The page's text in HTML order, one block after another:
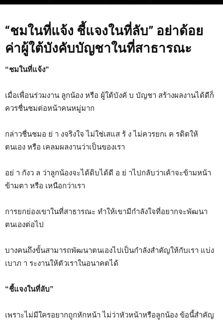
“ชมในที่แจ้ง ชี้แจงในที่ลับ” อย่าด้อย
ค่าผู้ใต้บังคับบัญชาในที่สาธารณะ
“ชมในที่แจ้ง”
เมื่อเพื่อนร่วมงาน ลูกน้อง หรือ ผู้ใต้บังคั บ บัญชา สร้างผลงานได้ดีก็
ควรชื่นชมต่อหน้าคนหมู่มาก
กล่าวชื่นชมอ ย่ า งจริงใจ ไม่ใช่เสแส ร้ ง ไม่ควรยกเ ค รดิตให้
ตนเอง หรือ เคลมผลงานว่าเป็นของเรา
อย่ า กังว ล ว่าลูกน้องจะได้ดิบได้ดี อ ย่ าไปกลับว่าเค้าจะข้ามหน้า
ข้ามตา หรือ เหนือกว่าเรา
การยกย่องเขาในที่สาธารณะ ทำให้เขามีกำลังใจที่อยากจะพัฒนา
ตนเองต่อไป
บางคนถึงขั้นสามารถพัฒนาตนเองไปเป็นกำลังสำคัญให้กับเรา แบ่ง
เบาภ า ระงานให้ตัวเราในอนาคตได้
“ชี้แจงในที่ลับ”
เพราะไม่มีใครอยากถูกหักหน้า ไม่ว่าหัวหน้าหรือลูกน้อง ข้อนี้สำคัญ